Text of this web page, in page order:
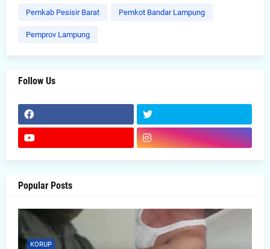
Pemkab Pesisir Barat Pemkot Bandar Lampung
Pemprov Lampung
Follow Us
Popular Posts
KORUP